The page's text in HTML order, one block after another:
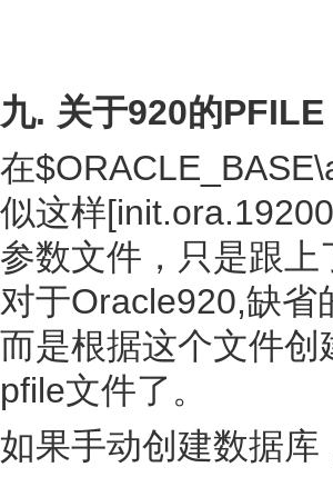
九. 关于920的PFILE
在
似这样
参数文件，只是跟上
对于Oracle920,缺省
而是根据这个文件
pfile文件了。
如果手动创建数据